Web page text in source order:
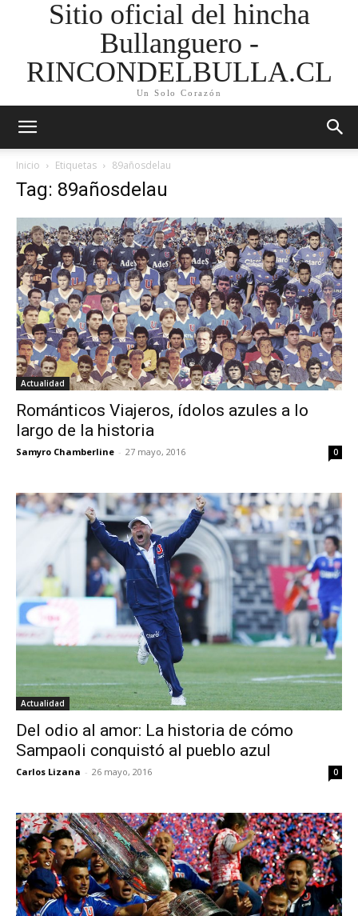
Sitio oficial del hincha
Bullanguero -
RINCONDELBULLA.CL
Un Solo Corazón
Inicio Etiquetas 89añosdelau
Tag: 89añosdelau
Actualidad
Románticos Viajeros, ídolos azules a lo
largo de la historia
Samyro Chamberline - 27 mayo, 2016 0
Actualidad
Del odio al amor: La historia de cómo
Sampaoli conquistó al pueblo azul
Carlos Lizana - 26 mayo, 2016 0